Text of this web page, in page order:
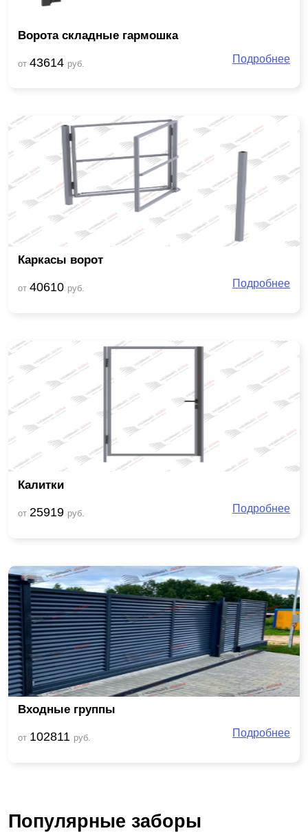
Ворота складные гармошка
от 43614 руб. Подробнее
Каркасы ворот
от 40610 руб. Подробнее
Калитки
от 25919 руб. Подробнее
Входные группы
от 102811 руб. Подробнее
Популярные заборы